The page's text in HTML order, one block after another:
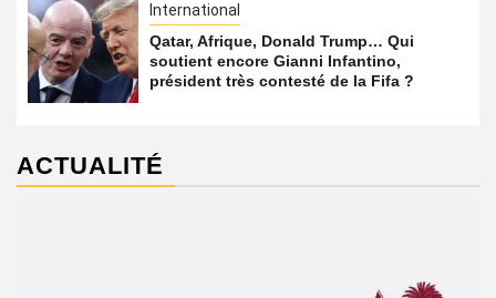
International
Qatar, Afrique, Donald Trump… Qui
soutient encore Gianni Infantino,
président très contesté de la Fifa ?
ACTUALITÉ